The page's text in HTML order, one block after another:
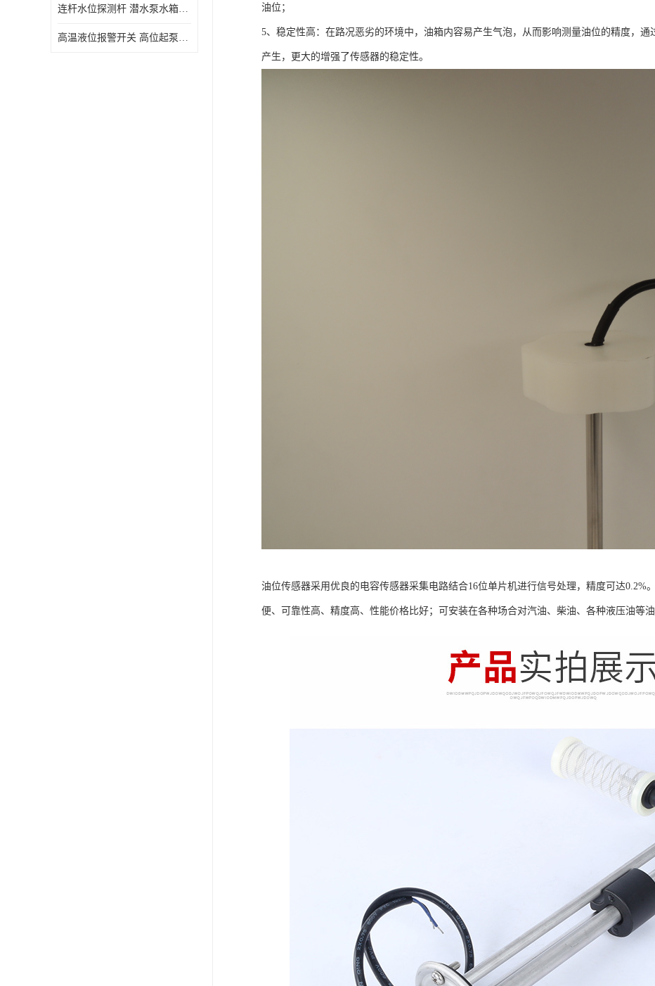
连杆水位探测杆 潜水泵水箱水位控制器 非标定制
高温液位报警开关 高位起泵低水位停泵 不锈钢浮球开关
油位；
5、稳定性高：在路况恶劣的环境中，油箱内容易产生气泡，从而影响测量油位的精度，
产生，更大的增强了传感器的稳定性。
油位传感器采用优良的电容传感器采集电路结合16位单片机进行信号处理，精度可达0.2%
便、可靠性高、精度高、性能价格比好；可安装在各种场合对汽油、柴油、各种液压油等油